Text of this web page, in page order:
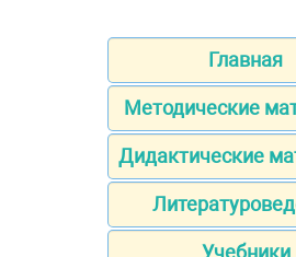
Главная
Методические
Дидактические